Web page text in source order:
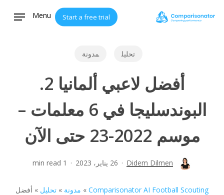
Start a free trial
Menu
تحليل مدونة
أفضل لاعبي ألمانيا 2.
البوندسليجا في 6 معلمات –
موسم 2022-23 حتى الآن
Didem Dilmen 26 يناير، 2023 1 min read
Comparisonator AI Football Scouting
» مدونة » تحليل » أفضل